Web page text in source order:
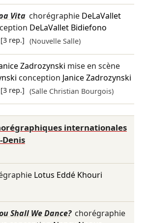
Vita chorégraphie DeLaVallet
DeLaVallet Bidiefono
[3 rep.] (Nouvelle Salle)
Zadrozynski mise en scène
conception Janice Zadrozynski
[3 rep.] (Salle Christian Bourgois)
internationales
Denis
Lotus Eddé Khouri
Shall We Dance? chorégraphie